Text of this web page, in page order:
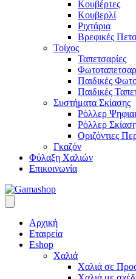
Κουβέρτες
Κουβερλί
Ριχτάρια
Βρεφικές
Τοίχος
Ταπετσαρίες
Παιδικές
Παιδικές
Συστήματα Σκίασης
Ρόλλερ
Ρόλλερ
Οριζόντιες
Γκαζόν
Φύλαξη Χαλιών
Επικοινωνία
Αρχική
Εταιρεία
Eshop
Χαλιά
Χαλιά σε